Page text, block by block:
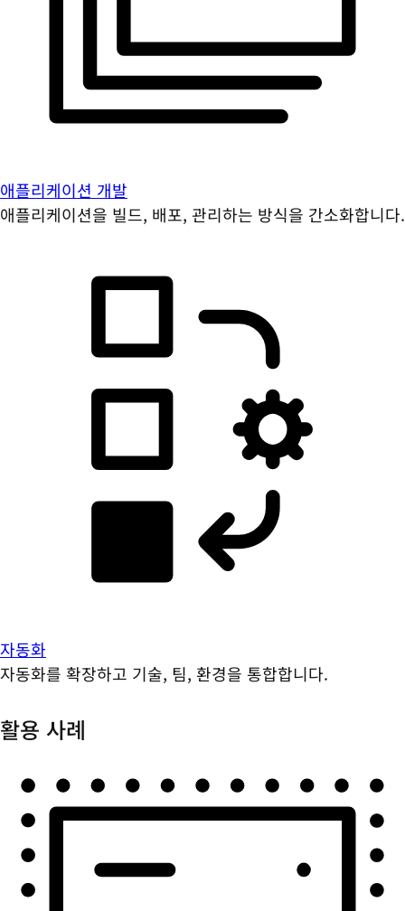
애플리케이션 개발
애플리케이션을 빌드, 배포, 관리하는 방식을 간소화합니다.
자동화
자동화를 확장하고 기술, 팀, 환경을 통합합니다.
활용 사례